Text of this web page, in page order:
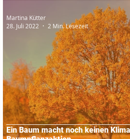
Ein Baum macht noch keinen
Martina Kütter
28. Juli 2022
2 Min. Lesezeit